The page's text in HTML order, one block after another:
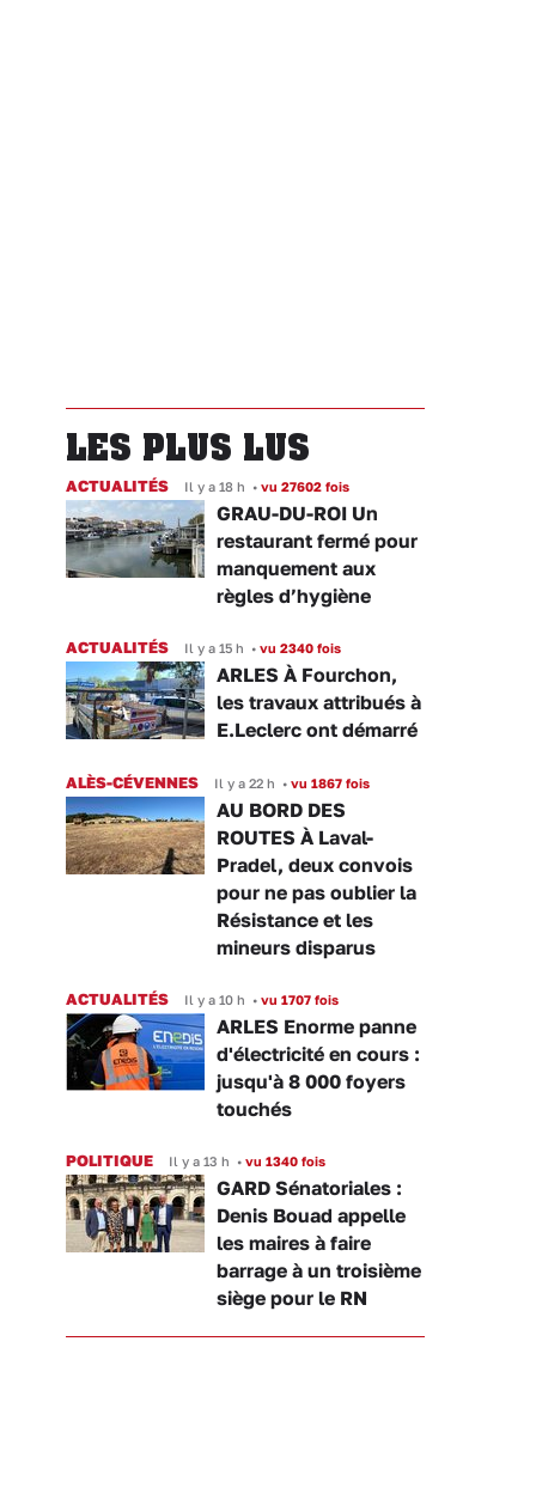
LES PLUS LUS
ACTUALITÉS Il y a 18 h • vu 27602 fois
GRAU-DU-ROI Un
restaurant fermé pour
manquement aux
règles d’hygiène
ACTUALITÉS Il y a 15 h • vu 2340 fois
ARLES À Fourchon,
les travaux attribués à
E.Leclerc ont démarré
ALÈS-CÉVENNES Il y a 22 h • vu 1867 fois
AU BORD DES
ROUTES À Laval-
Pradel, deux convois
pour ne pas oublier la
Résistance et les
mineurs disparus
ACTUALITÉS Il y a 10 h • vu 1707 fois
ARLES Enorme panne
d'électricité en cours :
jusqu'à 8 000 foyers
touchés
POLITIQUE Il y a 13 h • vu 1340 fois
GARD Sénatoriales :
Denis Bouad appelle
les maires à faire
barrage à un troisième
siège pour le RN